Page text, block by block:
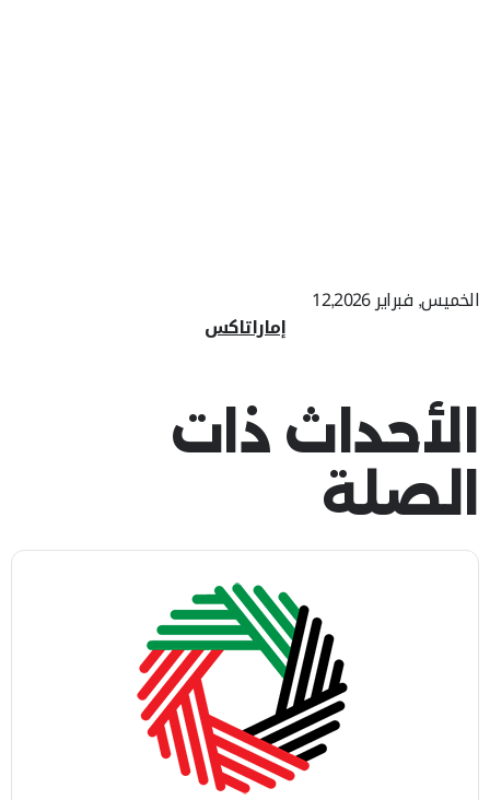
الخميس, فبراير 12,2026
إماراتاكس
الأحداث ذات
الصلة